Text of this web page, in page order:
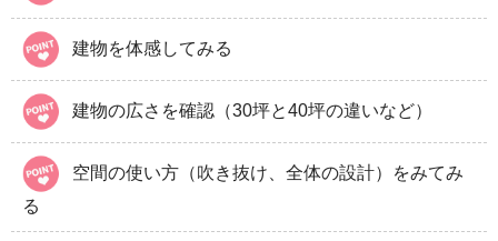
建物を体感してみる
建物の広さを確認（30坪と40坪の違いなど）
空間の使い方（吹き抜け、全体の設計）をみてみ
る